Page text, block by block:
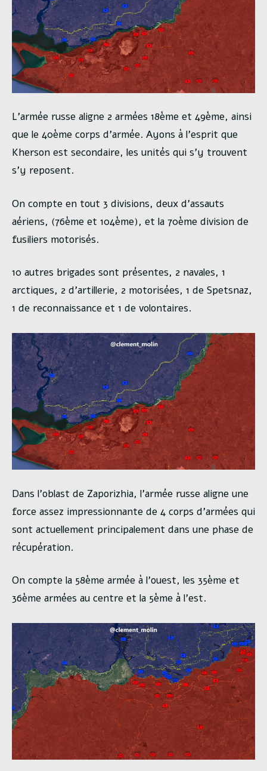
L’armée russe aligne 2 armées 18ème et 49ème, ainsi
que le 40ème corps d’armée. Ayons à l’esprit que
Kherson est secondaire, les unités qui s’y trouvent
s’y reposent.
On compte en tout 3 divisions, deux d’assauts
aériens, (76ème et 104ème), et la 70ème division de
fusiliers motorisés.
10 autres brigades sont présentes, 2 navales, 1
arctiques, 2 d’artillerie, 2 motorisées, 1 de Spetsnaz,
1 de reconnaissance et 1 de volontaires.
Dans l’oblast de Zaporizhia, l’armée russe aligne une
force assez impressionnante de 4 corps d’armées qui
sont actuellement principalement dans une phase de
récupération.
On compte la 58ème armée à l’ouest, les 35ème et
36ème armées au centre et la 5ème à l’est.